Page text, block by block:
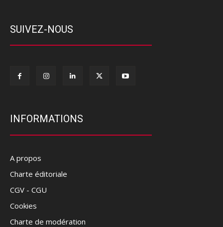
SUIVEZ-NOUS
INFORMATIONS
A propos
Charte éditoriale
CGV - CGU
Cookies
Charte de modération